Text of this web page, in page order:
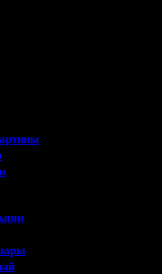
мультиков для